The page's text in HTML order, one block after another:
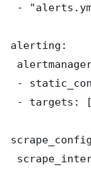
-
alerting:
-
- targets: